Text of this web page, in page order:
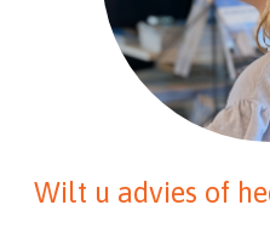
Wilt u advies of